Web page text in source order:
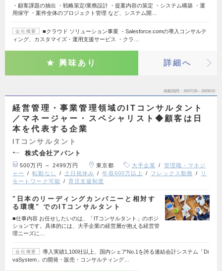
・顧客課題の抽出 ・戦略策定/業務設計 ・提案内容の策定 ・システム構築 ・運
用保守 ・案件全体のプロジェクト管理 など、システム開…
会社概要
■クラウド ソリューション事業 ・Salesforce.comの導入コンサルテ
ィング、カスタマイズ・運用支援サービス ・クラ…
興味あり 詳細へ
掲載期間 26/07/28～26/08/10
経営管理・事業管理領域のITコンサルタント
／マネージャー・スペシャリスト◆顧客は日
本を代表する企業
ITコンサルタント
株式会社アバント
500万円 ～ 2499万円 東京都 大手企業
管理職・マネジ
ャー
転勤なし 土日祝休み 年収600万以上 フレックス勤務
リ
モートワーク可能
育児支援制度
"日本のリーディングカンパニーと相対す
る環境" でのITコンサルタント
■仕事内容 お任せしたいのは、「ITコンサルタント」のポジ
ションです。具体的には、大手企業の経営層が抱える経営管
理ニーズに…
会社概要
導入実績1,100社以上、国内シェアNo.1を誇る連結会計システム「Di
vaSystem」の開発・販売・コンサルティング…